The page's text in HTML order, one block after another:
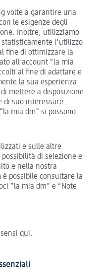
volte a garantire una
le esigenze degli
Inoltre, utilizziamo
l'utilizzo
fine di ottimizzare la
all’account “la mia
al fine di adattare e
la sua esperienza
mettere a disposizione
di suo interessare.
mia dm” si possono
e sulle altre
di selezione e
e nella nostra
è possibile consultare la
“la mia dm” e “Note
qui.